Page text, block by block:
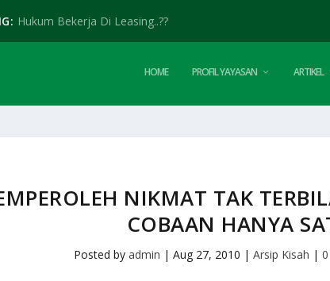
Hukum Bekerja Di Leasing..??
HOME PROFIL YAYASAN ARTIKEL
NIKMAT TAK
COBAAN HANYA
Posted byadmin |Aug 27, 2010 |Arsip Kisah |